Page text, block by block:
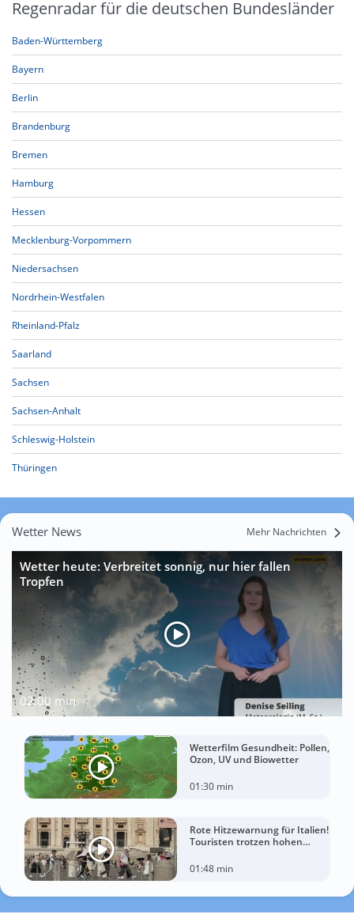
Regenradar für die deutschen Bundesländer
Baden-Württemberg
Bayern
Berlin
Brandenburg
Bremen
Hamburg
Hessen
Mecklenburg-Vorpommern
Niedersachsen
Nordrhein-Westfalen
Rheinland-Pfalz
Saarland
Sachsen
Sachsen-Anhalt
Schleswig-Holstein
Thüringen
Wetter News Mehr Nachrichten
Wetter heute: Verbreitet sonnig, nur hier fallen
Tropfen
02:00 min
Wetterfilm Gesundheit: Pollen,
Ozon, UV und Biowetter
01:30 min
Rote Hitzewarnung für Italien!
Touristen trotzen hohen
01:48 min